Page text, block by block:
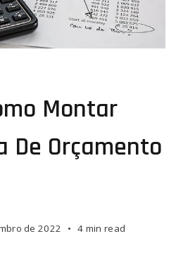
Montar
De Orçamento
de 2022 4 min read